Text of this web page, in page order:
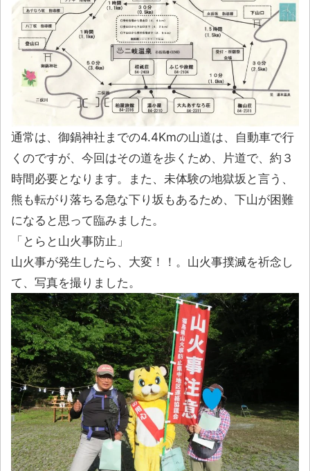
通常は、御鍋神社までの4.4Kmの山道は、自動車で行
くのですが、今回はその道を歩くため、片道で、約３
時間必要となります。また、未体験の地獄坂と言う、
熊も転がり落ちる急な下り坂もあるため、下山が困難
になると思って臨みました。
「とらと山火事防止」
山火事が発生したら、大変！！。山火事撲滅を祈念し
て、写真を撮りました。